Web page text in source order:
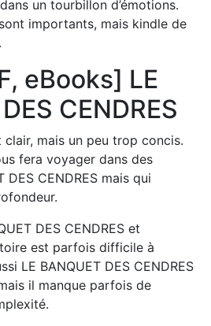
un tourbillon d’émotions.
importants, mais kindle de
eBooks] LE
CENDRES
clair, mais un peu trop concis.
fera voyager dans des
DES CENDRES mais qui
DES CENDRES et
est parfois difficile à
LE BANQUET DES CENDRES
il manque parfois de